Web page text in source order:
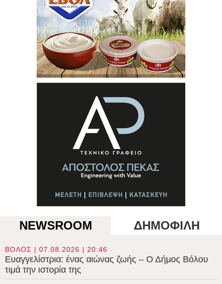
NEWSROOM ΔΗΜΟΦΙΛΗ
ΒΟΛΟΣ | 07.08.2026 | 20:46
Ευαγγελίστρια: ένας αιώνας ζωής – Ο Δήμος Βόλου
τιμά την ιστορία της